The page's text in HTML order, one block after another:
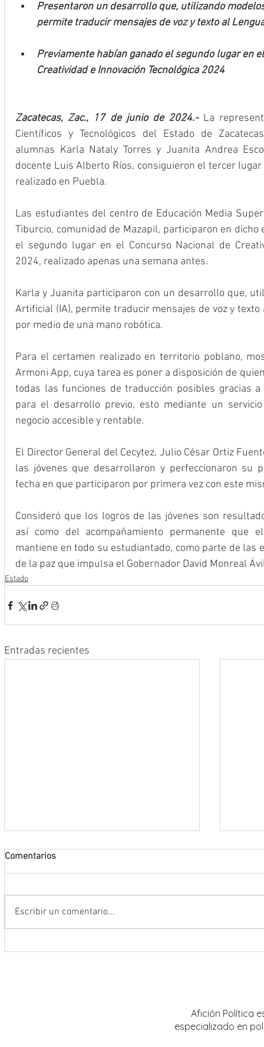
Presentaron un desarrollo que, utilizando
permite traducir mensajes de voz y texto al
Previamente habían ganado el segundo lugar en
Creatividad e Innovación Tecnológica 2024
Zacatecas, Zac., 17 de junio de 2024.- La
Científicos y Tecnológicos del Estado de
alumnas Karla Nataly Torres y Juanita Andrea
docente Luis Alberto Ríos, consiguieron el tercer
realizado en Puebla.
Las estudiantes del centro de Educación Media
Tiburcio, comunidad de Mazapil, participaron en
el segundo lugar en el Concurso Nacional de
2024, realizado apenas una semana antes.
Karla y Juanita participaron con un desarrollo que,
Artificial (IA), permite traducir mensajes de voz y texto
por medio de una mano robótica.
Para el certamen realizado en territorio poblano,
Armoni App, cuya tarea es poner a disposición de
todas las funciones de traducción posibles gracias
para el desarrollo previo, esto mediante un
negocio accesible y rentable.
El Director General del Cecytez, Julio César Ortiz
las jóvenes que desarrollaron y perfeccionaron su
fecha en que participaron por primera vez con este
Consideró que los logros de las jóvenes son
así como del acompañamiento permanente que
mantiene en todo su estudiantado, como parte de las
de la paz que impulsa el Gobernador David Monreal
Estado
Entradas recientes
Comentarios
Escribir un comentario...
Afición Política
especializado en